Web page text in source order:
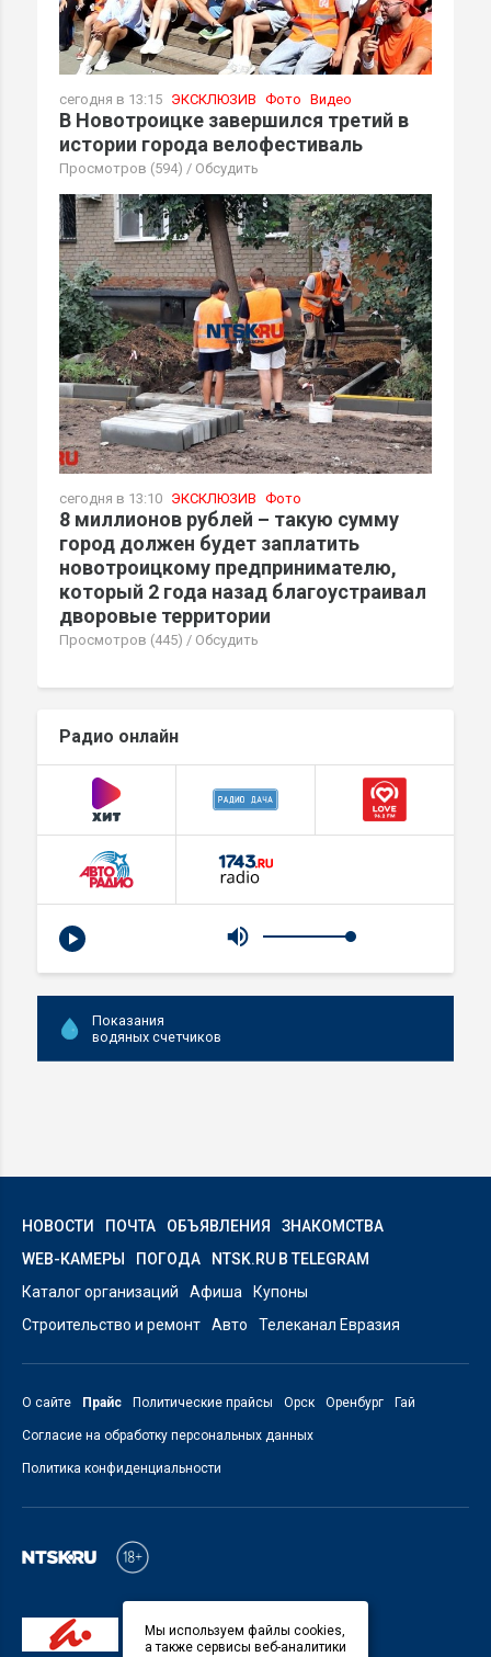
сегодня в 13:15 ЭКСКЛЮЗИВ Фото Видео
В Новотроицке завершился третий в
истории города велофестиваль
Просмотров (594) / Обсудить
сегодня в 13:10 ЭКСКЛЮЗИВ Фото
8 миллионов рублей – такую сумму
город должен будет заплатить
новотроицкому предпринимателю,
который 2 года назад благоустраивал
дворовые территории
Просмотров (445) / Обсудить
Радио онлайн
Показания
водяных счетчиков
НОВОСТИ ПОЧТА ОБЪЯВЛЕНИЯ
ЗНАКОМСТВА
WEB-КАМЕРЫ
ПОГОДА
NTSK.RU В TELEGRAM
Каталог организаций
Афиша
Купоны
Строительство и ремонт
Авто Телеканал Евразия
О сайте Прайс Политические прайсы Орск Оренбург Гай
Согласие на обработку персональных данных
Политика конфиденциальности
Мы используем файлы cookies,
а также сервисы веб-аналитики